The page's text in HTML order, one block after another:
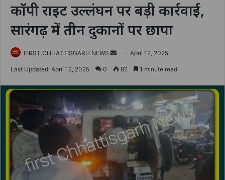
कॉपी राइट उल्लंघन पर बड़ी कार्रवाई,
सारंगढ़ में तीन दुकानों पर छापा
FIRST CHHATTISGARH NEWS
Send
an
April 12, 2025
Last Updated: April 12, 2025 0 82 1 minute read